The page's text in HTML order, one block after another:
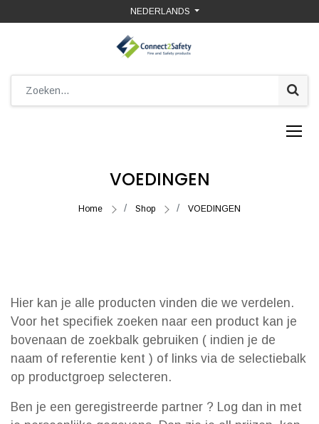
NEDERLANDS
VOEDINGEN
Home Shop VOEDINGEN
Hier kan je alle producten vinden die we verdelen.
Voor het specifiek zoeken naar een product kan je
bovenaan de zoekbalk gebruiken ( indien je de
naam of referentie kent ) of links via de selectiebalk
op productgroep selecteren.
Ben je een geregistreerde partner ? Log dan in met